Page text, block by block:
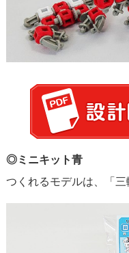
◎ミニキット青
つくれるモデルは、「三